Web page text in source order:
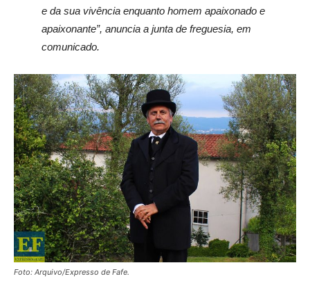
e da sua vivência enquanto homem apaixonado e
apaixonante”, anuncia a junta de freguesia, em
comunicado.
Foto: Arquivo/Expresso de Fafe.